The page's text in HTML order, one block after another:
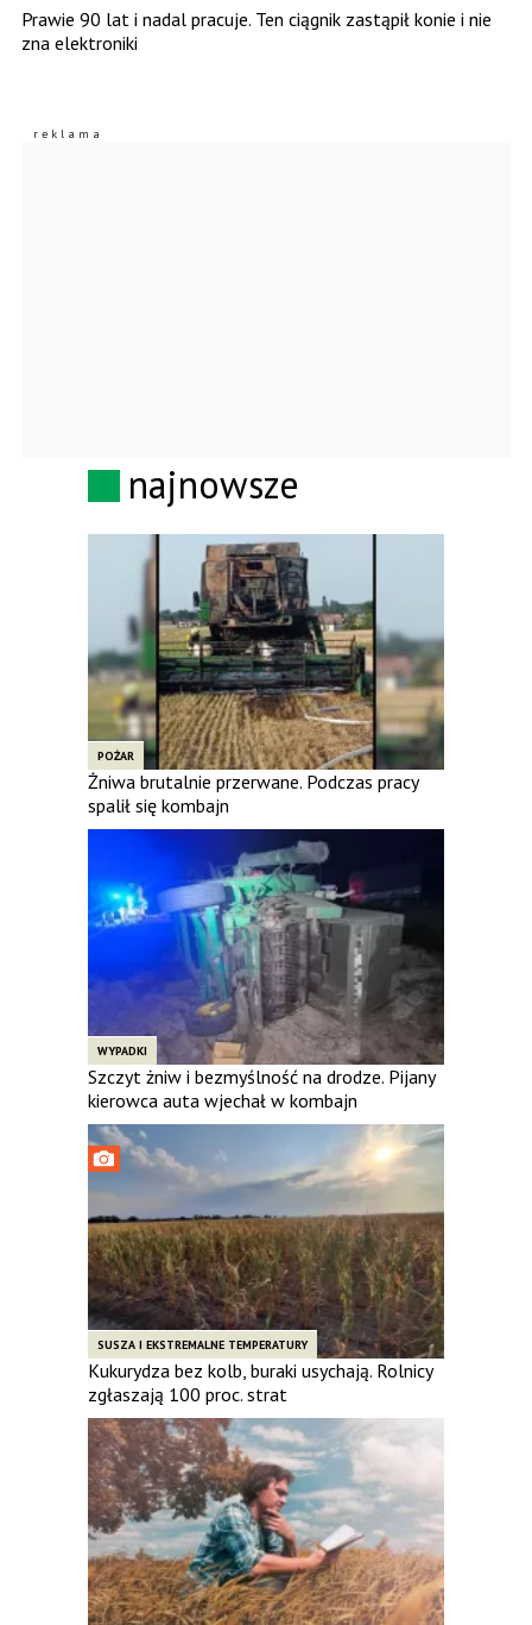
Prawie 90 lat i nadal pracuje. Ten ciągnik zastąpił konie i nie
zna elektroniki
najnowsze
POŻAR
Żniwa brutalnie przerwane. Podczas pracy
spalił się kombajn
WYPADKI
Szczyt żniw i bezmyślność na drodze. Pijany
kierowca auta wjechał w kombajn
SUSZA I EKSTREMALNE TEMPERATURY
Kukurydza bez kolb, buraki usychają. Rolnicy
zgłaszają 100 proc. strat